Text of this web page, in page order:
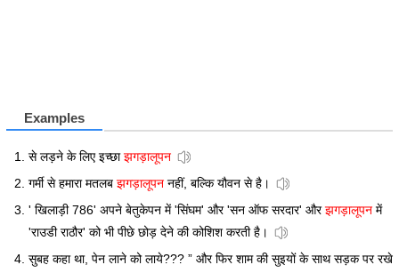
Examples
से लड़ने के लिए इच्छाझगड़ालूपन
गर्मी से हमारा मतलब झगड़ालूपन नहीं, बल्कि यौवन से है।
' खिलाड़ी 786' अपने बेतुकेपन में 'सिंघम' और 'सन ऑफ सरदार' औरझगड़ालूपन में
'राउडी राठौर' को भी पीछे छोड़ देने की कोशिश करती है।
सुबह कहा था, पेन लाने को लाये??? ” और फिर शाम की सुइयों के साथ सड़क पर रखे